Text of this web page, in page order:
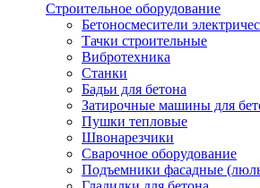
Строительное оборудование
Бетоносмесители
Тачки строительные
Вибротехника
Станки
Бадьи для бетона
Затирочные машины для
Пушки тепловые
Швонарезчики
Сварочное оборудование
Подъемники фасадные